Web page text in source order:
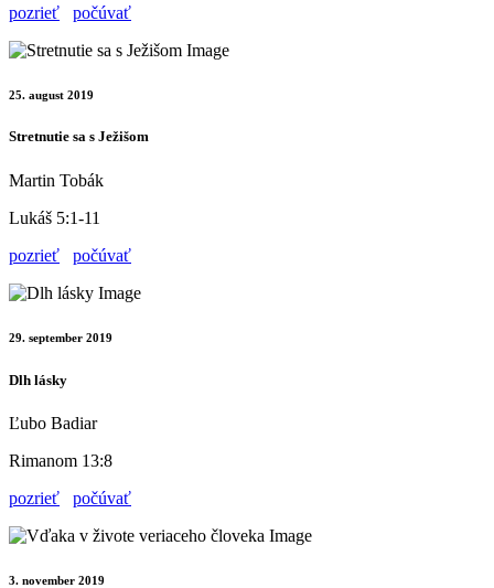
pozrieť
počúvať
25. august 2019
Stretnutie sa s Ježišom
Martin Tobák
Lukáš 5:1-11
pozrieť
počúvať
29. september 2019
Dlh lásky
Ľubo Badiar
Rimanom 13:8
pozrieť
počúvať
3. november 2019